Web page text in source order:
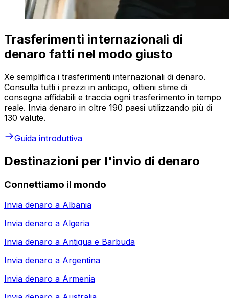
Trasferimenti internazionali di
denaro fatti nel modo giusto
Xe semplifica i trasferimenti internazionali di denaro.
Consulta tutti i prezzi in anticipo, ottieni stime di
consegna affidabili e traccia ogni trasferimento in tempo
reale. Invia denaro in oltre 190 paesi utilizzando più di
130 valute.
Guida introduttiva
Destinazioni per l'invio di denaro
Connettiamo il mondo
Invia denaro a Albania
Invia denaro a Algeria
Invia denaro a Antigua e Barbuda
Invia denaro a Argentina
Invia denaro a Armenia